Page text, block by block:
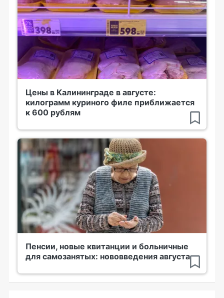
Цены в Калининграде в августе:
килограмм куриного филе приближается
к 600 рублям
Пенсии, новые квитанции и больничные
для самозанятых: нововведения августа